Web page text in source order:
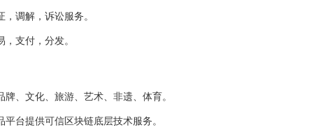
调解，诉讼服务。
支付，分发。
、文化、旅游、艺术、非遗、体育。
台提供可信区块链底层技术服务。